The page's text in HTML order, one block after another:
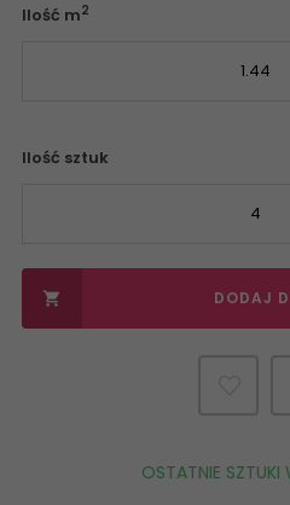
Ilość m2
Ilość sztuk
 DODAJ
OSTATNIE SZTUKI